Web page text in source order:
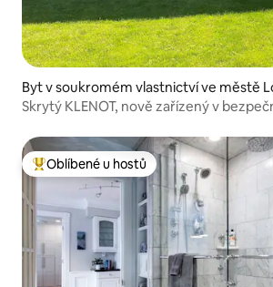
Byt v soukromém vlastnictví ve městě
lle
Skrytý KLENOT, nově zařízený v
Nejlepší v kategorii Oblíbené u hostů
Oblíbené u hostů